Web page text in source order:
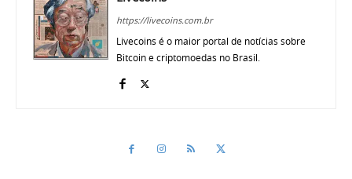
https://livecoins.com.br
Livecoins é o maior portal de notícias sobre
Bitcoin e criptomoedas no Brasil.